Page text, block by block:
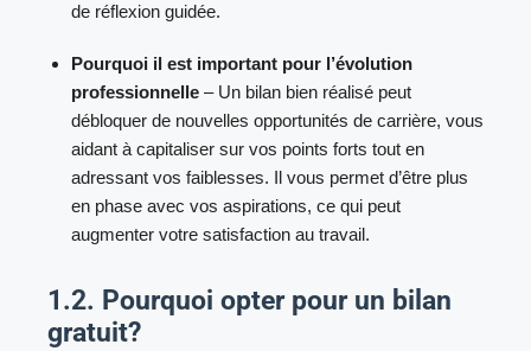
de réflexion guidée.
Pourquoi il est important pour l’évolution
professionnelle – Un bilan bien réalisé peut
débloquer de nouvelles opportunités de carrière, vous
aidant à capitaliser sur vos points forts tout en
adressant vos faiblesses. Il vous permet d’être plus
en phase avec vos aspirations, ce qui peut
augmenter votre satisfaction au travail.
1.2. Pourquoi opter pour un bilan
gratuit?